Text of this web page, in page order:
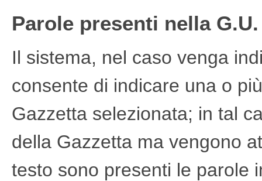
Parole presenti nella
Il sistema, nel caso venga
consente di indicare una o
Gazzetta selezionata; in tal
della Gazzetta ma vengono
testo sono presenti le parole